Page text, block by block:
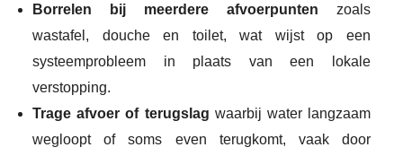
Borrelen bij meerdere afvoerpunten zoals
wastafel, douche en toilet, wat wijst op een
systeemprobleem in plaats van een lokale
verstopping.
Trage afvoer of terugslag waarbij water langzaam
wegloopt of soms even terugkomt, vaak door